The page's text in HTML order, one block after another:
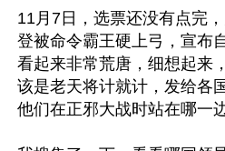
11月7日，选票还没有点完
登被命令霸王硬上弓，宣布
看起来非常荒唐，细想起来
该是老天将计就计，发给各
他们在正邪大战时站在哪一边